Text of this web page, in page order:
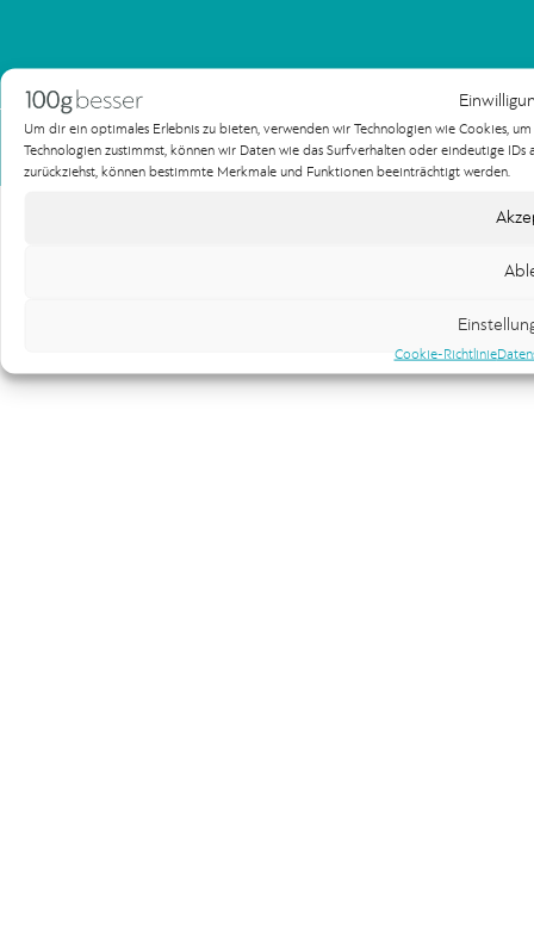
Um dir ein optimales Erlebnis zu bieten, verwenden wir Technologien wie Cookies,
Technologien zustimmst, können wir Daten wie das Surfverhalten oder eindeutige
zurückziehst, können bestimmte Merkmale und Funktionen beeinträchtigt werden.
Cookie-Richtlinie
Copyright 100gbesser Werbeagentur
Datenschutzerklärung
Impressum